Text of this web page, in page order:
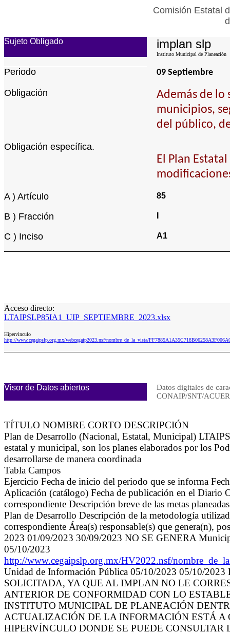
Comisión Estatal
Sujeto Obligado implan slp
Instituto Municipal de Planeación
Periodo 09 Septiembre
Obligación
Además de lo
municipios,
del público,
Obligación específica.
El Plan
A ) Artículo 85
B ) Fracción
C ) Inciso A1
Acceso directo:
LTAIPSLP85IA1_UIP_SEPTIEMBRE_2023.xlsx
Hipervinculo
http://www.cegaipslp.org.mx/webcegaip2023.nsf/nombre_de_la_vista/
Visor de Datos abiertos
Datos digitales de
CONAIP/SNT/
TÍTULO NOMBRE CORTO DESCRIPCIÓN
Plan de Desarrollo (Nacional, Estatal, Municipal)
estatal y municipal, son los planes elaborados por los
desarrollarse de manera coordinada
Tabla Campos
Ejercicio Fecha de inicio del periodo que se informa
Aplicación (catálogo) Fecha de publicación en el Diario
correspondiente Descripción breve de las metas
Plan de Desarrollo Descripción de la metodología
correspondiente Área(s) responsable(s) que genera(n),
2023 01/09/2023 30/09/2023 NO SE GENERA
05/10/2023
http://www.cegaipslp.org.mx/HV2022.nsf/
Unidad de Información Pública 05/10/2023 05/10/
SOLICITADA, YA QUE AL IMPLAN NO LE
ANTERIOR DE CONFORMIDAD CON LO
INSTITUTO MUNICIPAL DE PLANEACIÓN
ACTUALIZACIÓN DE LA INFORMACIÓN ESTÁ A
HIPERVÍNCULO DONDE SE PUEDE